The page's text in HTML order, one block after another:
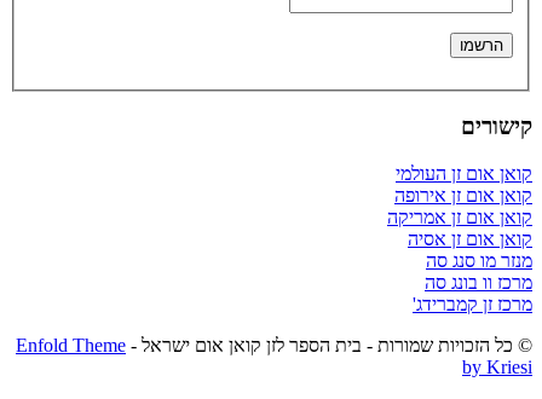
קישורים
קואן אום זן העולמי
קואן אום זן אירופה
קואן אום זן אמריקה
קואן אום זן אסיה
מנזר מו סנג סה
מרכז וו בונג סה
מרכז זן קמברידג'
© כל הזכויות שמורות - בית הספר לזן קואן אום ישראל - Enfold Theme
by Kriesi